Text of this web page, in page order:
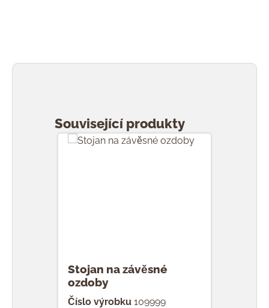
Související produkty
Stojan na závěsné
ozdoby
Číslo výrobku 109999